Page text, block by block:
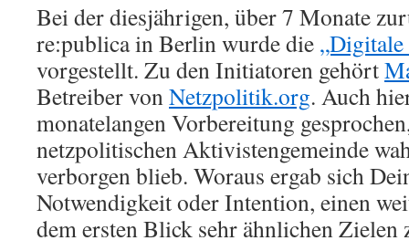
Bei der diesjährigen, über 7 Monate
re:publica in Berlin wurde die „Digitale
vorgestellt. Zu den Initiatoren gehört
Betreiber vonNetzpolitik.org. Auch
monatelangen Vorbereitung
netzpolitischen Aktivistengemeinde
verborgen blieb. Woraus ergab sich
Notwendigkeit oder Intention, einen
dem ersten Blick sehr ähnlichen Zielen